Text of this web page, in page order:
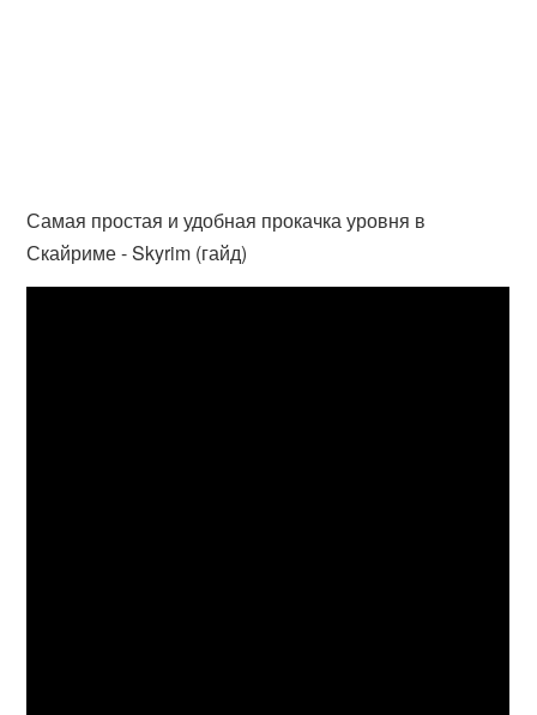
Самая простая и удобная прокачка уровня в
Скайриме - Skyrim (гайд)